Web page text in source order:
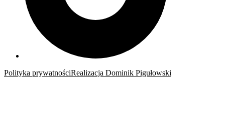
Polityka prywatnościRealizacja Dominik Pigułowski